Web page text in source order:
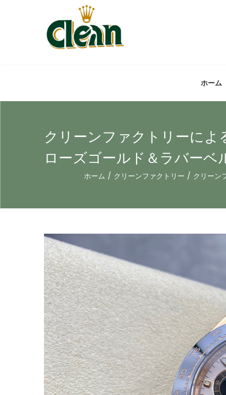
ホーム
クリーンファクトリーによ
ローズゴールド＆ラバーベ
ホーム / クリーンファクトリー / クリーン